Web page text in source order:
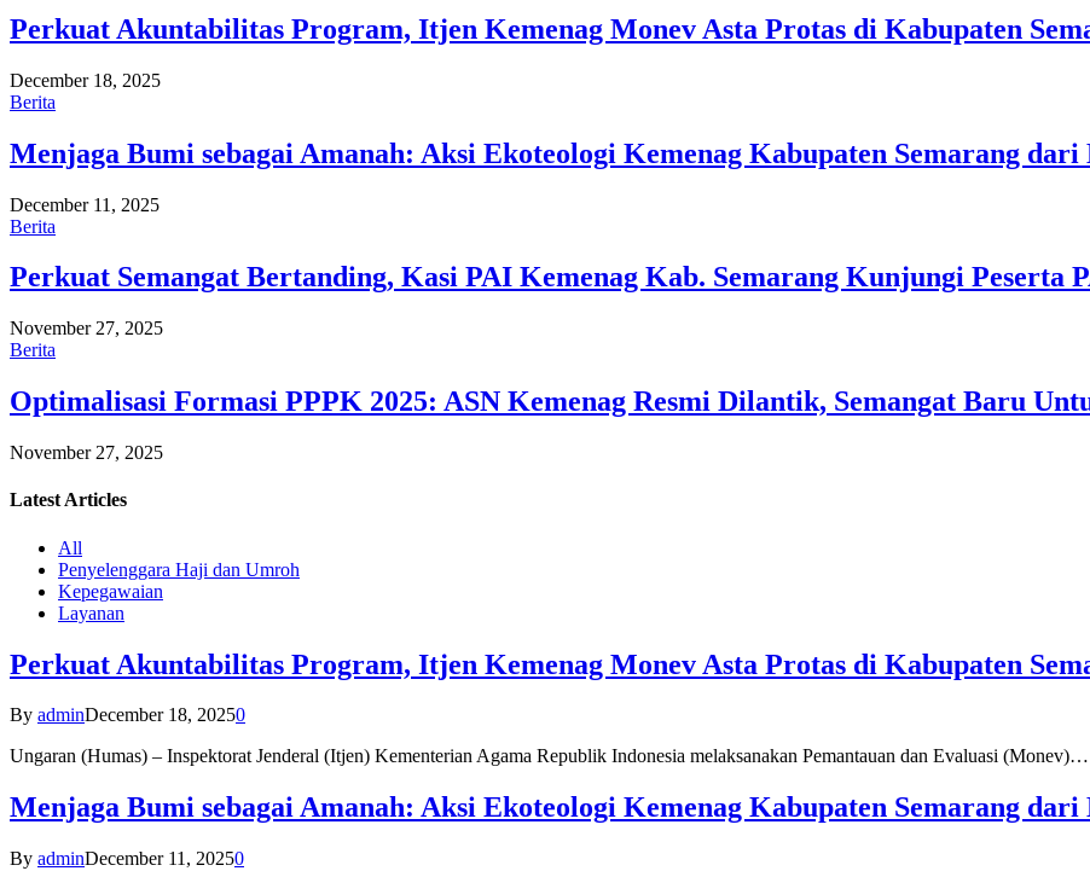
Perkuat Akuntabilitas Program, Itjen Kemenag Monev Asta Protas di Kabupaten
December 18, 2025
Berita
Menjaga Bumi sebagai Amanah: Aksi Ekoteologi Kemenag Kabupaten Semarang
December 11, 2025
Berita
Perkuat Semangat Bertanding, Kasi PAI Kemenag Kab. Semarang Kunjungi Peserta
November 27, 2025
Berita
Optimalisasi Formasi PPPK 2025: ASN Kemenag Resmi Dilantik, Semangat Baru
November 27, 2025
Latest Articles
All
Penyelenggara Haji dan Umroh
Kepegawaian
Layanan
Perkuat Akuntabilitas Program, Itjen Kemenag Monev Asta Protas di Kabupaten
By adminDecember 18, 20250
Ungaran (Humas) – Inspektorat Jenderal (Itjen) Kementerian Agama Republik Indonesia melaksanakan Pemantauan dan Evaluasi (Monev)…
Menjaga Bumi sebagai Amanah: Aksi Ekoteologi Kemenag Kabupaten Semarang
By adminDecember 11, 20250